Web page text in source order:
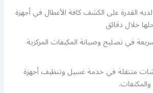
القدرة على الكشف كافة الأعطال في أجهزة
خلال دقائق
في تصليح وصيانة المكيفات المركزية
متنقلة في خدمة غسيل وتنظيف أجهزة